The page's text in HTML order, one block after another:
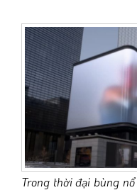
Trong thời đại bùng